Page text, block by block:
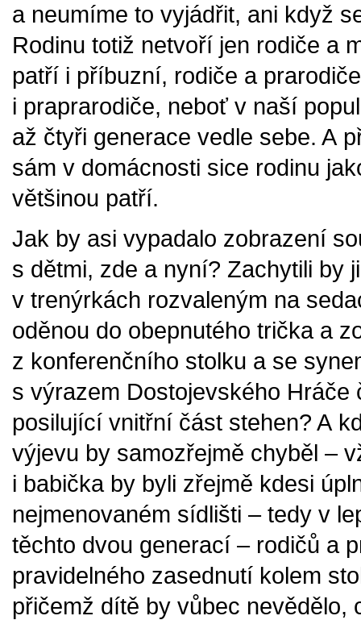
a neumíme to vyjádřit, ani když
Rodinu totiž netvoří jen rodiče a
patří i příbuzní, rodiče a
i praprarodiče, neboť v naší
až čtyři generace vedle sebe. A
sám v domácnosti sice rodinu
většinou patří.
Jak by asi vypadalo zobrazení
s dětmi, zde a nyní? Zachytili by
v trenýrkách rozvaleným na
oděnou do obepnutého trička a
z konferenčního stolku a se
s výrazem Dostojevského Hráče
posilující vnitřní část stehen? A
výjevu by samozřejmě chyběl –
i babička by byli zřejmě kdesi
nejmenovaném sídlišti – tedy v
těchto dvou generací – rodičů a
pravidelného zasednutí kolem
přičemž dítě by vůbec